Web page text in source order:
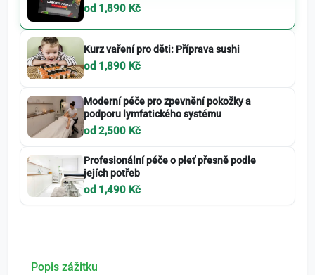
od 1,890 Kč
Kurz vaření pro děti: Příprava sushi
od 1,890 Kč
Moderní péče pro zpevnění pokožky a
podporu lymfatického systému
od 2,500 Kč
Profesionální péče o pleť přesně podle
jejích potřeb
od 1,490 Kč
Popis zážitku